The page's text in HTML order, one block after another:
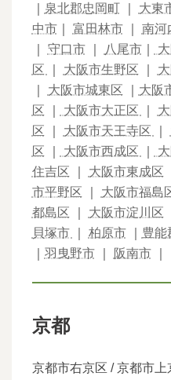
泉北郡忠岡町｜ 大東
中市｜ 富田林市｜ 南河
守口市｜ 八尾市｜
区
大阪市生野区
大阪市城東区 大阪
区
大阪市大正区
区
大阪市天王寺区
区
大阪市西成区
住吉区
大阪市東成区
市平野区
大阪市福島
都島区
大阪市淀川区
貝塚市
柏原市｜ 豊能
羽曳野市｜ 阪南市｜
京都
京都市右京区 / 京都市